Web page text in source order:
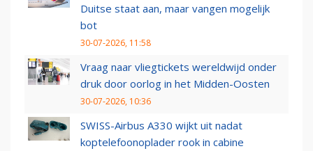
Duitse staat aan, maar vangen mogelijk
bot
30-07-2026, 11:58
Vraag naar vliegtickets wereldwijd onder
druk door oorlog in het Midden-Oosten
30-07-2026, 10:36
SWISS-Airbus A330 wijkt uit nadat
koptelefoonoplader rook in cabine